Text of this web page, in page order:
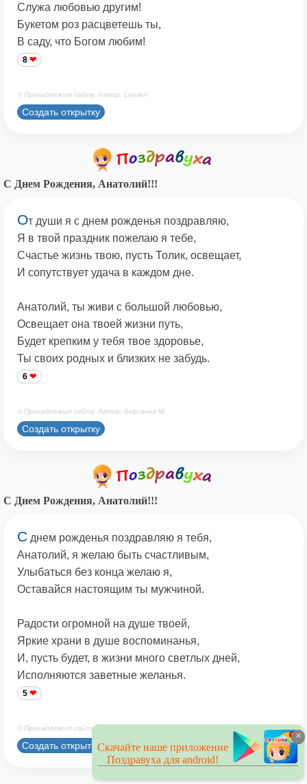
Служа любовью другим!
Букетом роз расцветешь ты,
В саду, что Богом любим!
8
© Принадлежит сайту. Автор: Lav-len
Создать открытку
С Днем Рождения, Анатолий!!!
От души я с днем рожденья поздравляю,
Я в твой праздник пожелаю я тебе,
Счастье жизнь твою, пусть Толик, освещает,
И сопутствует удача в каждом дне.
Анатолий, ты живи с большой любовью,
Освещает она твоей жизни путь,
Будет крепким у тебя твое здоровье,
Ты своих родных и близких не забудь.
6
© Принадлежит сайту. Автор: Берсанов М.
Создать открытку
С Днем Рождения, Анатолий!!!
С днем рожденья поздравляю я тебя,
Анатолий, я желаю быть счастливым,
Улыбаться без конца желаю я,
Оставайся настоящим ты мужчиной.
Радости огромной на душе твоей,
Яркие храни в душе воспоминанья,
И, пусть будет, в жизни много светлых дней,
Исполняются заветные желанья.
5
© Принадлежит сайту. Автор: Берсанов М.
Создать открытку
×
Скачайте наше приложение
Поздравуха для android!